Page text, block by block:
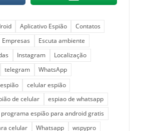
Aplicativo Espião
Contatos
Empresas
Escuta ambiente
Instagram
Localização
telegram WhatsApp
celular espião
de celular
espiao de whatsapp
programa espião para android gratis
celular
Whatsapp wspypro